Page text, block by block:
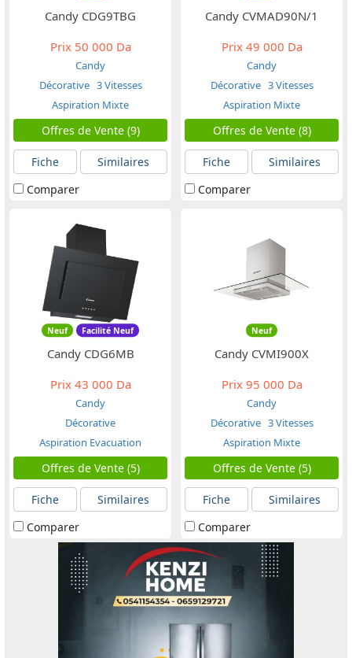
Candy CDG9TBG
Prix50 000 Da
Candy
Décorative 3 Vitesses
Aspiration Mixte
Offres de Vente (9)
Fiche
Similaires
Comparer
Candy CVMAD90N/1
Prix49 000 Da
Candy
Décorative 3 Vitesses
Aspiration Mixte
Offres de Vente (8)
Fiche
Similaires
Comparer
Neuf Facilité Neuf
Candy CDG6MB
Prix43 000 Da
Candy
Décorative
Aspiration Evacuation
Offres de Vente (5)
Fiche
Similaires
Comparer
Neuf
Candy CVMI900X
Prix95 000 Da
Candy
Décorative 3 Vitesses
Aspiration Mixte
Offres de Vente (5)
Fiche
Similaires
Comparer